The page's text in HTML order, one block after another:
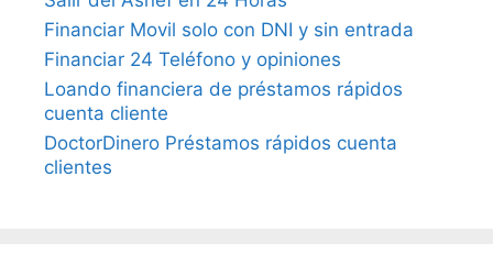
Financiar Movil solo con DNI y sin entrada
Financiar 24 Teléfono y opiniones
Loando financiera de préstamos rápidos
cuenta cliente
DoctorDinero Préstamos rápidos cuenta
clientes